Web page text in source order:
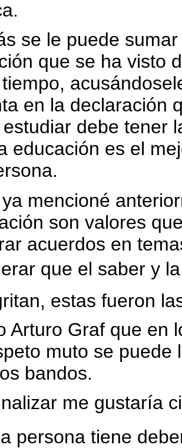
se le puede
que se ha visto
en la declaración
debe tener
educación es el
mencioné
son valores
acuerdos en
que el saber y
estas fueron
Arturo Graf que en
muto se puede
bandos.
me gustaría
persona tiene